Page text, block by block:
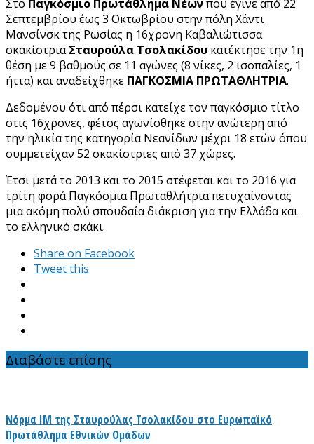
Στο Παγκόσμιο Πρωτάθλημα Νέωνπου έγινε από 22
Σεπτεμβρίου έως 3 Οκτωβρίου στην πόλη Χάντι
Μανσίνσκ της Ρωσίας η 16χρονη Καβαλιώτισσα
σκακίστριαΣταυρούλα Τσολακίδου κατέκτησε την 1η
θέση με 9 βαθμούς σε 11 αγώνες (8 νίκες, 2 ισοπαλίες, 1
ήττα) και αναδείχθηκε ΠΑΓΚΟΣΜΙΑ ΠΡΩΤΑΘΛΗΤΡΙΑ.
Δεδομένου ότι από πέρσι κατείχε τον παγκόσμιο τίτλο
στις 16χρονες, φέτος αγωνίσθηκε στην ανώτερη από
την ηλικία της κατηγορία Νεανίδων μέχρι 18 ετών όπου
συμμετείχαν 52 σκακίστριες από 37 χώρες.
Έτσι μετά το 2013 και το 2015 στέφεται και το 2016 για
τρίτη φορά Παγκόσμια Πρωταθλήτρια πετυχαίνοντας
μια ακόμη πολύ σπουδαία διάκριση για την Ελλάδα και
το ελληνικό σκάκι.
Share on Facebook
Tweet this
Διαβάστε επίσης
Νόρμα ΙΜ της Σταυρούλας Τσολακίδου στο Ευρωπαϊκό
Πρωτάθλημα Εθνικών Ομάδων